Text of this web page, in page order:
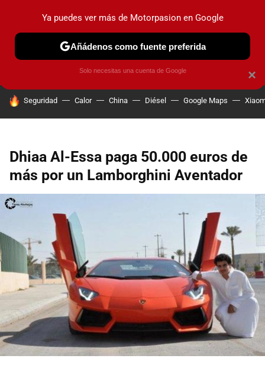
PRUEBAS COCHES ELÉCTRICOS OBSERVATORIO
HOY SE HABLA DE
Seguridad Calor China Diésel Google Maps
Dhiaa Al-Essa paga 50.000 euros de
más por un Lamborghini Aventador
×
Ya puedes ver más de Motorpasion en Google
Añádenos como fuente preferida
Solo necesitas una cuenta de Google